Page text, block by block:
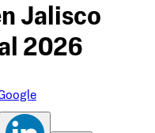
Jalisco
2026